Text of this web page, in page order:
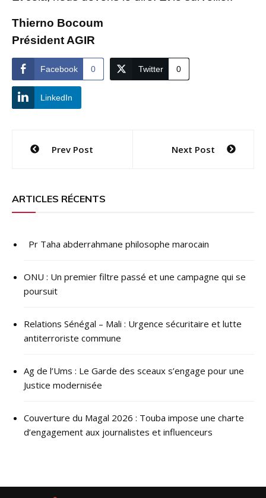
Thierno Bocoum
Président AGIR
Facebook 0 Twitter 0
LinkedIn
Navigation
l’article
Prev Post Next Post
ARTICLES RÉCENTS
Pr Taha abderrahmane philosophe marocain
ONU : ​Un premier filtre passé et une campagne qui se
poursuit
Relations Sénégal – Mali : Urgence sécuritaire et lutte
antiterroriste commune
Ag de l’Ums : Le Garde des sceaux s’engage pour une
Justice modernisée
Couverture du Magal 2026 : Touba impose une charte
d’engagement aux journalistes et influenceurs